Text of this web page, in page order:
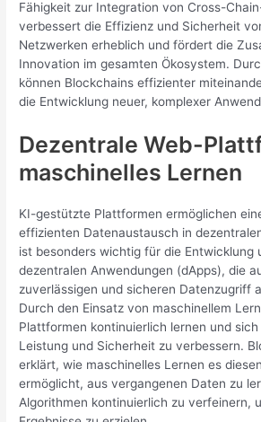
Fähigkeit zur Integration von Cross-
verbessert die Effizienz und Sicherheit
Netzwerken erheblich und fördert die
Innovation im gesamten Ökosystem.
können Blockchains effizienter
die Entwicklung neuer, komplexer
Dezentrale Web-
maschinelles Lernen
KI-gestützte Plattformen ermöglichen
effizienten Datenaustausch in
ist besonders wichtig für die Entwicklung
dezentralen Anwendungen (dApps), die
zuverlässigen und sicheren Datenzugriff
Durch den Einsatz von maschinellem
Plattformen kontinuierlich lernen und sich
Leistung und Sicherheit zu verbessern.
erklärt, wie maschinelles Lernen es
ermöglicht, aus vergangenen Daten zu
Algorithmen kontinuierlich zu verfeinern,